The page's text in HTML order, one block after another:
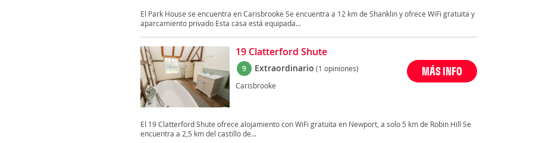
El Park House se encuentra en Carisbrooke Se encuentra a 12 km de Shanklin y ofrece WiFi gratuita y
aparcamiento privado Esta casa está equipada...
19 Clatterford Shute
9 Extraordinario (1 opiniones)
Carisbrooke
MÁS INFO
El 19 Clatterford Shute ofrece alojamiento con WiFi gratuita en Newport, a solo 5 km de Robin Hill Se
encuentra a 2,5 km del castillo de...